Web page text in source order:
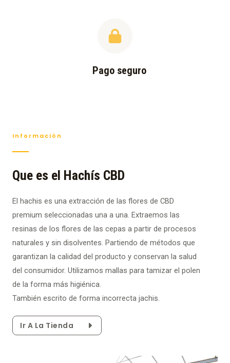
Pago seguro
Información
Que es el Hachís CBD
El hachis es una extracción de las flores de CBD
premium seleccionadas una a una. Extraemos las
resinas de los flores de las cepas a partir de procesos
naturales y sin disolventes. Partiendo de métodos que
garantizan la calidad del producto y conservan la salud
del consumidor. Utilizamos mallas para tamizar el polen
de la forma más higiénica.
También escrito de forma incorrecta jachis.
Ir A La Tienda